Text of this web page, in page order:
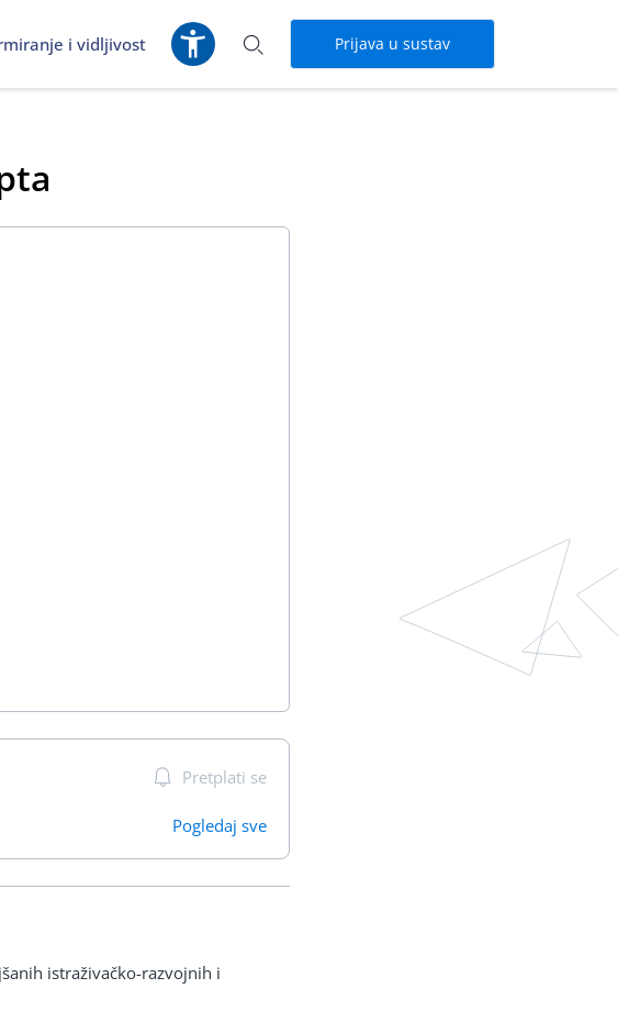
i vidljivost Prijava u sustav
Pretplati se
Pogledaj sve
istraživačko-razvojnih i